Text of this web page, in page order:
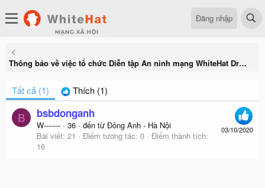
Đăng nhập
Thông báo về việc tổ chức Diễn tập An ninh mạng WhiteHat Drill 07 miễn phí
Tất cả (1) Thích (1)
B
03/10/2020
bsbdonganh
W------- · 36 · đến từ Đông Anh - Hà Nội
Bài viết 21 Điểm tương tác 0
Điểm thành tích
16